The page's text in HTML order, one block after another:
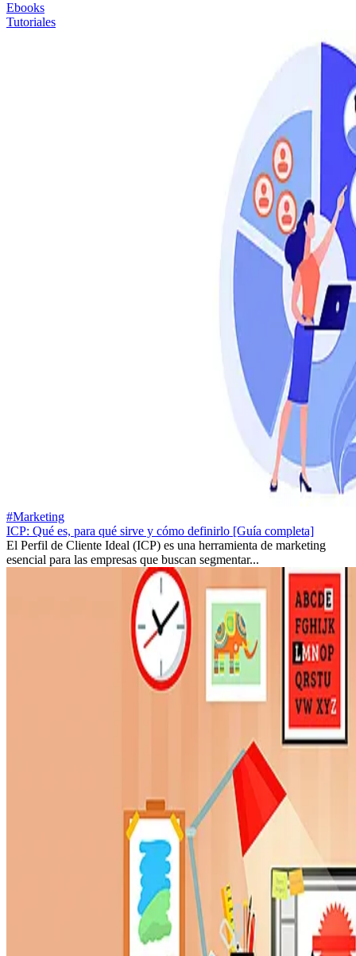
Ebooks
Tutoriales
#Marketing
ICP: Qué es, para qué sirve y cómo definirlo [Guía completa]
El Perfil de Cliente Ideal (ICP) es una herramienta de marketing
esencial para las empresas que buscan segmentar...